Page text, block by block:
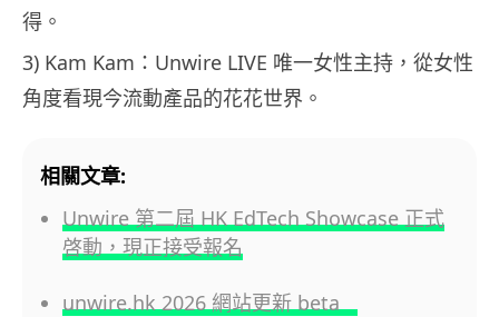
得。
3) Kam Kam：Unwire LIVE 唯一女性主持，從女性
角度看現今流動產品的花花世界。
相關文章:
Unwire 第二屆 HK EdTech Showcase 正式
啓動，現正接受報名
unwire.hk 2026 網站更新 beta